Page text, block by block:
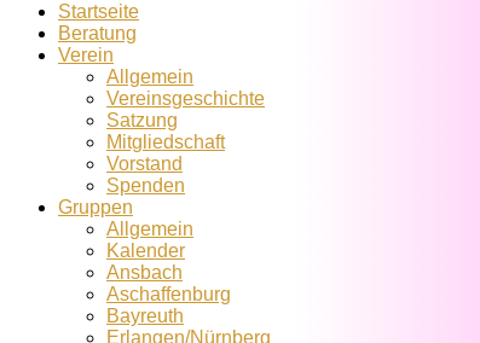
Startseite
Beratung
Verein
Allgemein
Vereins­geschichte
Satzung
Mitglied­schaft
Vorstand
Spenden
Gruppen
Allgemein
Kalender
Ansbach
Aschaffenburg
Bayreuth
Erlangen/Nürnberg